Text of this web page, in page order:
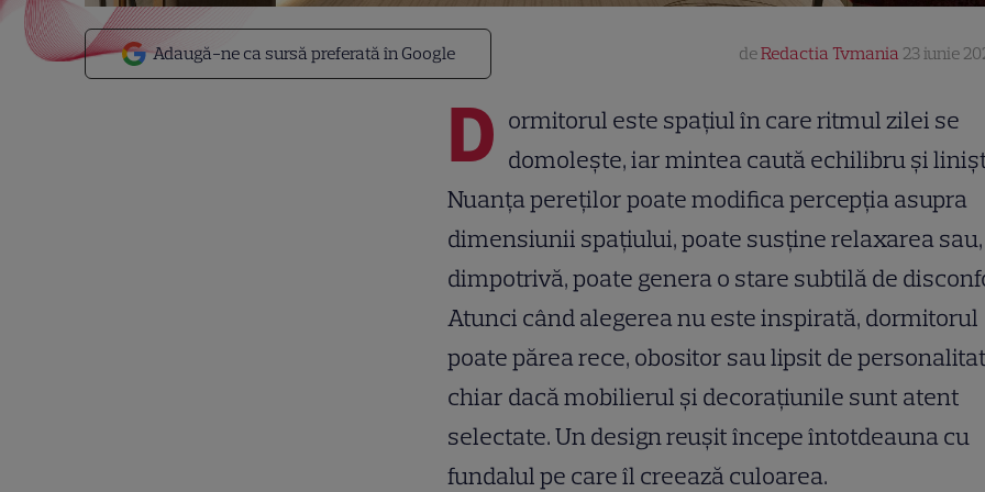
Adaugă-ne ca sursă preferată în Google deRedactia Tvmania 23 iunie
D ormitorul este spațiul în care ritmul zilei se
domolește, iar mintea caută echilibru și
Nuanța pereților poate modifica percepția asupra
dimensiunii spațiului, poate susține relaxarea sau,
dimpotrivă, poate genera o stare subtilă de
Atunci când alegerea nu este inspirată, dormitorul
poate părea rece, obositor sau lipsit de
chiar dacă mobilierul și decorațiunile sunt atent
selectate. Un design reușit începe întotdeauna cu
fundalul pe care îl creează culoarea.